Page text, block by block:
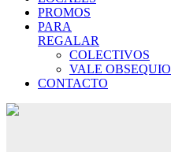
PROMOS
PARA
REGALAR
COLECTIVOS
VALE OBSEQUIO
CONTACTO